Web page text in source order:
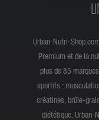
Urban-Nutri-
Premium et de la
plus de 85
sportifs :
créatines, brûle-
diététique. Urban-